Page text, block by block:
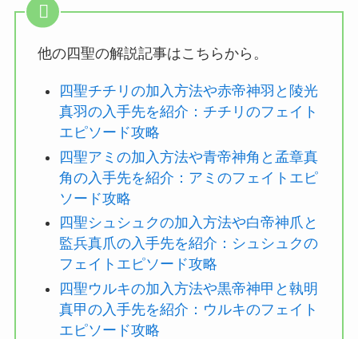
他の四聖の解説記事はこちらから。
四聖チチリの加入方法や赤帝神羽と陵光
真羽の入手先を紹介：チチリのフェイト
エピソード攻略
四聖アミの加入方法や青帝神角と孟章真
角の入手先を紹介：アミのフェイトエピ
ソード攻略
四聖シュシュクの加入方法や白帝神爪と
監兵真爪の入手先を紹介：シュシュクの
フェイトエピソード攻略
四聖ウルキの加入方法や黒帝神甲と執明
真甲の入手先を紹介：ウルキのフェイト
エピソード攻略